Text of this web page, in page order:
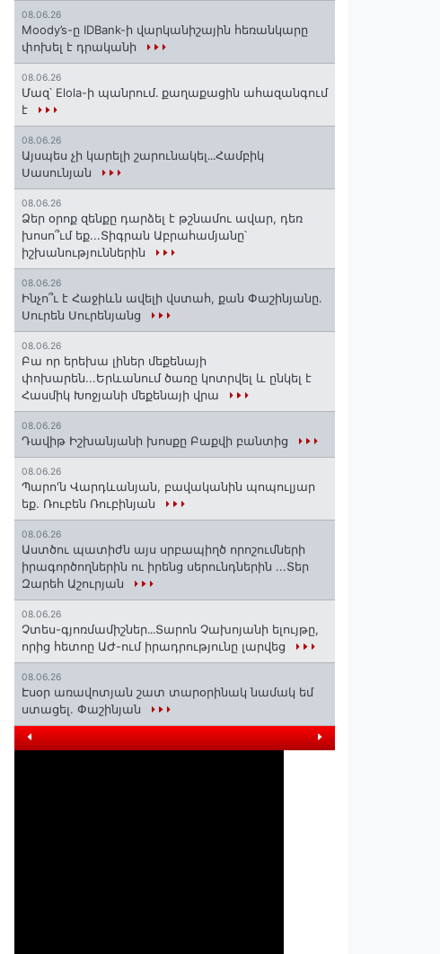
08.06.26
Moody’s-ը IDBank-ի վարկանիշային հեռանկարը
փոխել է դրականի
08.06.26
Մազ՝ Elola-ի պանրում․ քաղաքացին ահազանգում
է
08.06.26
Այսպես չի կարելի շարունակել․․․Համբիկ
Սասունյան
08.06.26
Ձեր օրոք զենքը դարձել է թշնամու ավար, դեռ
խոսո՞ւմ եք...Տիգրան Աբրահամյանը՝
իշխանություններին
08.06.26
Ինչո՞ւ է Հաջիևն ավելի վստահ, քան Փաշինյանը․
Սուրեն Սուրենյանց
08.06.26
Բա որ երեխա լիներ մեքենայի
փոխարեն...Երևանում ծառը կոտրվել և ընկել է
Հասմիկ Խոջյանի մեքենայի վրա
08.06.26
Դավիթ Իշխանյանի խոսքը Բաքվի բանտից
08.06.26
Պարո'ն Վարդևանյան, բավականին պոպուլյար
եք. Ռուբեն Ռուբինյան
08.06.26
Աստծու պատիժն այս սրբապիղծ որոշումների
իրագործողներին ու իրենց սերունդներին ...Տեր
Զարեհ Աշուրյան
08.06.26
Չտես-գյոռմամիշներ․․․Տարոն Չախոյանի ելույթը,
որից հետոը ԱԺ-ում իրադրությունը լարվեց
08.06.26
Էսօր առավոտյան շատ տարօրինակ նամակ եմ
ստացել. Փաշինյան